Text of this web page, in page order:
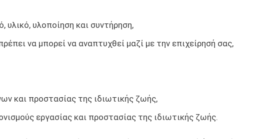
υλικό, υλοποίηση και συντήρηση,
να μπορεί να αναπτυχθεί μαζί με την επιχείρησή σας,
και προστασίας της ιδιωτικής ζωής,
εργασίας και προστασίας της ιδιωτικής ζωής.